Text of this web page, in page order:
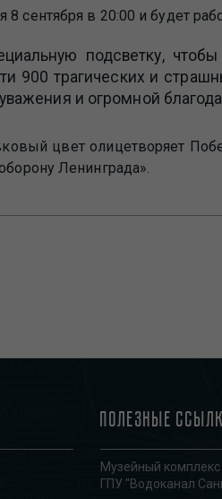
сентября в 20:00 и будет
подсветку,
900 трагических и
и огромной
цвет олицетворяет
Ленинграда».
Полезные
Музейный
ГПУ "Водоканал